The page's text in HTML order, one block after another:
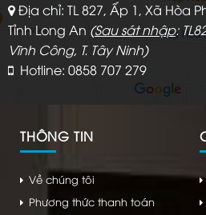
Địa chỉ: TL 827, Ấp 1, Xã Hòa
Tỉnh Long An (Sau sát nhập:
Vĩnh Công, T. Tây Ninh)
Hotline: 0858 707 279
THÔNG TIN
Về chúng tôi
Phương thức thanh toán